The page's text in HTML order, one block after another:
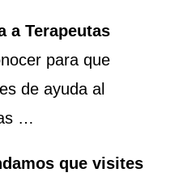
a Terapeutas
para que
de ayuda al
…
que visites